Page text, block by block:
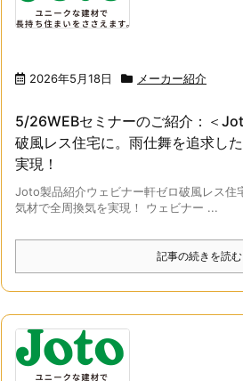
2026年5月18日 メーカー紹介
5/26WEBセミナーのご紹介：＜
破風レス住宅に。雨仕舞を追求し
実現！
Joto製品紹介ウェビナー軒ゼロ破風レス住
気材で全周換気を実現！ ウェビナー ...
記事の続きを読む